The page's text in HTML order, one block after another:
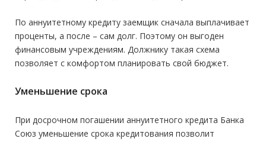
По аннуитетному кредиту заемщик сначала выплачивает
проценты, а после – сам долг. Поэтому он выгоден
финансовым учреждениям. Должнику такая схема
позволяет с комфортом планировать свой бюджет.
Уменьшение срока
При досрочном погашении аннуитетного кредита Банка
Союз уменьшение срока кредитования позволит